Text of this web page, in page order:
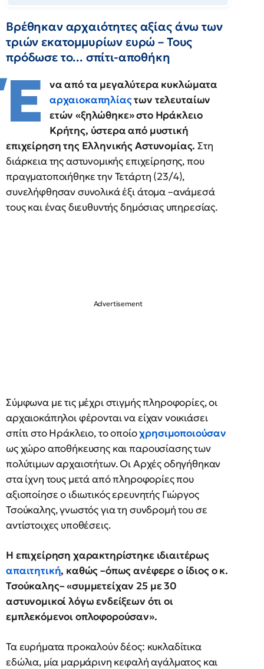
Βρέθηκαν αρχαιότητες αξίας άνω των
τριών εκατομμυρίων ευρώ – Τους
πρόδωσε το... σπίτι-αποθήκη
Έ
να από τα μεγαλύτερα κυκλώματα
αρχαιοκαπηλίαςτων τελευταίων
ετών «ξηλώθηκε» στο Ηράκλειο
Κρήτης, ύστερα από μυστική
επιχείρηση της Ελληνικής Αστυνομίας. Στη
διάρκεια της αστυνομικής επιχείρησης, που
πραγματοποιήθηκε την Τετάρτη (23/4),
συνελήφθησαν συνολικά έξι άτομα –ανάμεσά
τους και ένας διευθυντής δημόσιας υπηρεσίας.
Σύμφωνα με τις μέχρι στιγμής πληροφορίες, οι
αρχαιοκάπηλοι φέρονται να είχαν νοικιάσει
σπίτι στο Ηράκλειο, το οποίοχρησιμοποιούσαν
ως χώρο αποθήκευσης και παρουσίασης των
πολύτιμων αρχαιοτήτων. Οι Αρχές οδηγήθηκαν
στα ίχνη τους μετά από πληροφορίες που
αξιοποίησε ο ιδιωτικός ερευνητής Γιώργος
Τσούκαλης, γνωστός για τη συνδρομή του σε
αντίστοιχες υποθέσεις.
Η επιχείρηση χαρακτηρίστηκε ιδιαιτέρως
απαιτητική, καθώς –όπως ανέφερε ο ίδιος ο κ.
Τσούκαλης– «συμμετείχαν 25 με 30
αστυνομικοί λόγω ενδείξεων ότι οι
εμπλεκόμενοι οπλοφορούσαν».
Τα ευρήματα προκαλούν δέος: κυκλαδίτικα
εδώλια, μία μαρμάρινη κεφαλή αγάλματος και